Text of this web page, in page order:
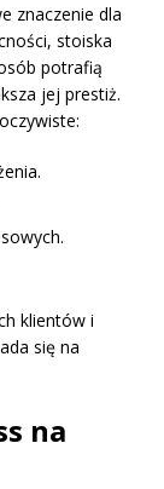
znaczenie dla
stoiska
potrafią
jej prestiż.
klientów i
się na
na